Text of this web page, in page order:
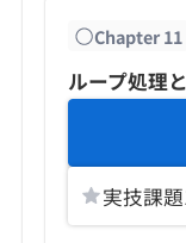
Chapter11
ループ処理
実技課題